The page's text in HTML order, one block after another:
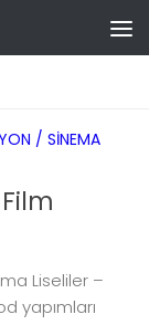
/ SINEMA
Liseliler –
yapımları